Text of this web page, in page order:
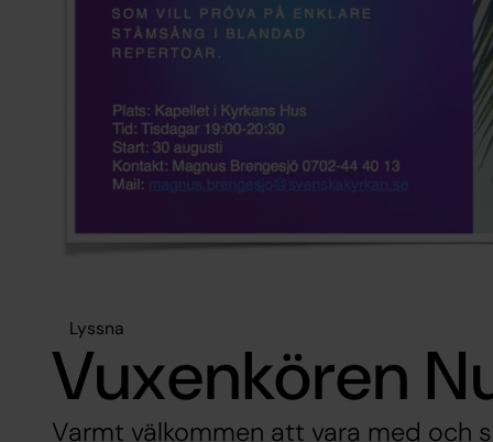
Lyssna
Vuxenkören
Varmt välkommen att vara med och